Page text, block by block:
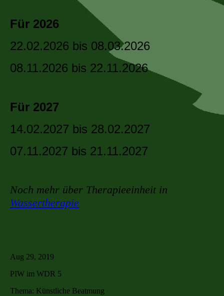
Für 2026
22.02.2026 bis 08.03.2026
08.11.2026 bis 22.11.2026
Für 2027
14.02.2027 bis 28.02.2027
07.11.2027 bis 21.11.2027
Noch mehr über Therapieeinheit in
Wassertherapie
Aug 29, 2019
PIW im WDR 5
Thema: Künstliche Beatmung